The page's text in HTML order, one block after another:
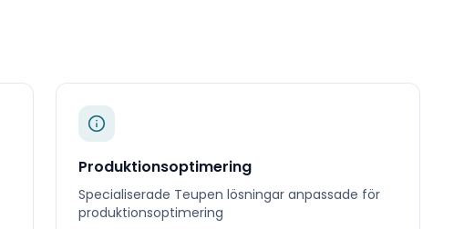
Produktionsoptimering
Specialiserade Teupen lösningar anpassade för
produktionsoptimering